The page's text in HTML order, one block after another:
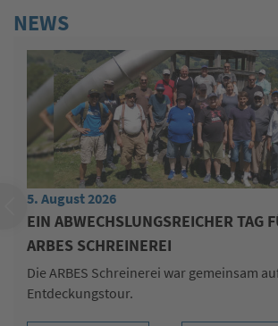
NEWS
5. August 2026
EIN ABWECHSLUNGSREICHER TAG
ARBES SCHREINEREI
Die ARBES Schreinerei war gemeinsam
Entdeckungstour.